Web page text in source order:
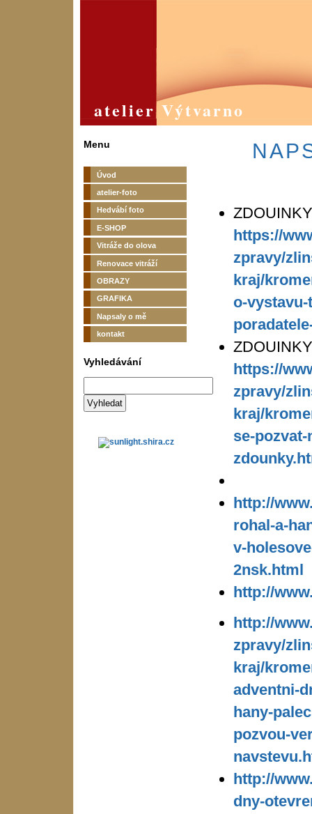
atelier Výtvarno
Menu
Úvod
atelier-foto
Hedvábí foto
E-SHOP
Vitráže do olova
Renovace vitráží
OBRAZY
GRAFIKA
Napsaly o mě
kontakt
Vyhledávání
https://
zpravy/
kraj/
o-
https://
zpravy/
kraj/
se-
http://
rohal-a-
v-
2nsk.html
http://
http://
zpravy/
kraj/
adventni-
hany-
pozvou-
http://
dny-